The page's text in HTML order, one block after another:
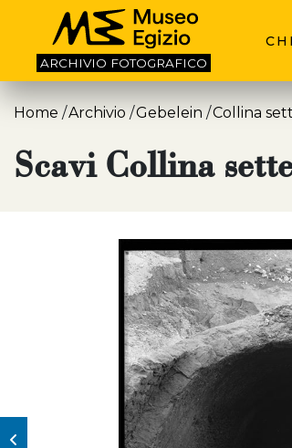
ARCHIVIO FOTOGRAFICO
Home Archivio Gebelein Collina
Scavi Collina